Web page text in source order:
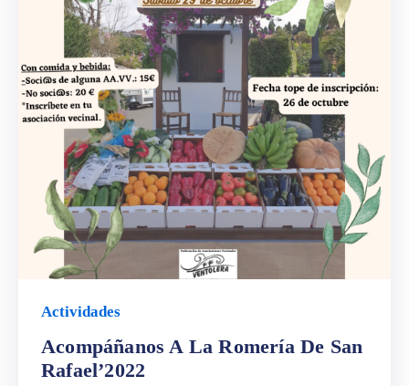
Actividades
Acompáñanos A La Romería De San
Rafael’2022